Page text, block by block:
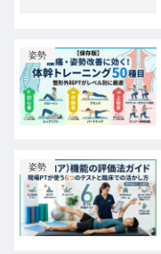
姿勢
姿勢